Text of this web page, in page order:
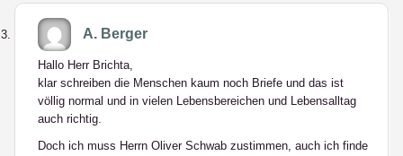
A. Berger
Hallo Herr Brichta,
klar schreiben die Menschen kaum noch Briefe und das ist
völlig normal und in vielen Lebensbereichen und Lebensalltag
auch richtig.
Doch ich muss Herrn Oliver Schwab zustimmen, auch ich finde